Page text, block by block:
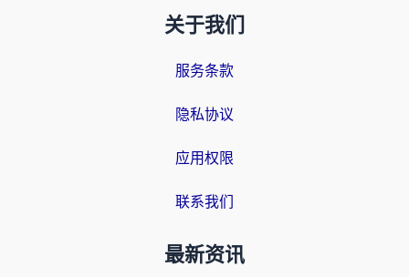
关于我们
服务条款
隐私协议
应用权限
联系我们
最新资讯